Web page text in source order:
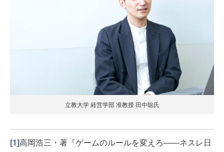
立教大学 経営学部 准教授 田中聡氏
[1]高岡浩三・著『ゲームのルールを変えろ――ネスレ日